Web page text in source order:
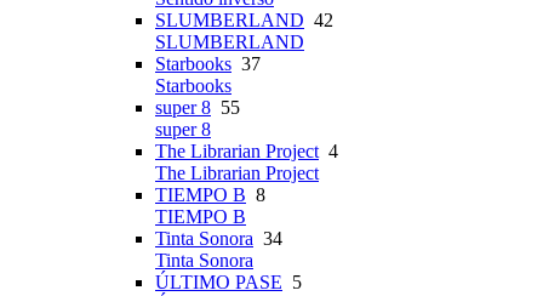
SLUMBERLAND 42
SLUMBERLAND
Starbooks 37
Starbooks
super 8 55
super 8
The Librarian Project4
The Librarian Project
TIEMPO B 8
TIEMPO B
Tinta Sonora 34
Tinta Sonora
ÚLTIMO PASE 5